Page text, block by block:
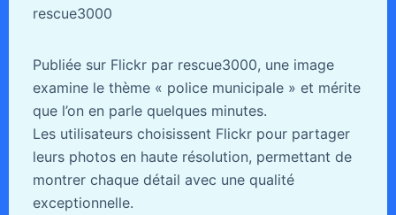
rescue3000
Publiée sur Flickr par rescue3000, une image
examine le thème « police municipale » et mérite
que l’on en parle quelques minutes.
Les utilisateurs choisissent Flickr pour partager
leurs photos en haute résolution, permettant de
montrer chaque détail avec une qualité
exceptionnelle.